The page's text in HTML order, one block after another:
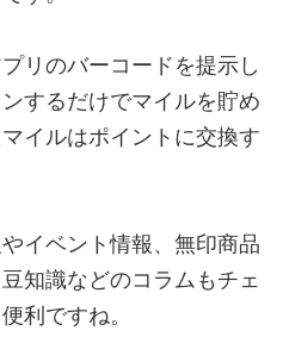
リのバーコードを提示し
するだけでマイルを貯め
イルはポイントに交換す
イベント情報、無印商品
知識などのコラムもチェ
利ですね。